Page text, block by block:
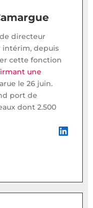
directeur
intérim, depuis
cette fonction
une
le 26 juin.
port de
dont 2.500
LinkedIn